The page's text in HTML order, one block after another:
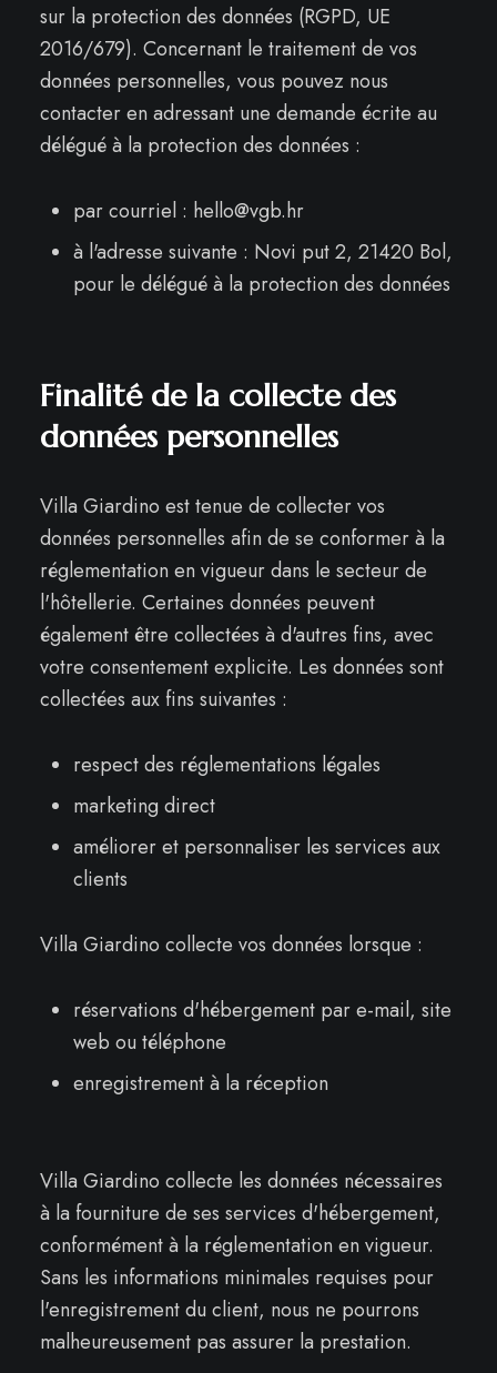
sur la protection des données (RGPD, UE
2016/679). Concernant le traitement de vos
données personnelles, vous pouvez nous
contacter en adressant une demande écrite au
délégué à la protection des données :
par courriel : hello@vgb.hr
à l'adresse suivante : Novi put 2, 21420 Bol,
pour le délégué à la protection des données
Finalité de la collecte des
données personnelles
Villa Giardino est tenue de collecter vos
données personnelles afin de se conformer à la
réglementation en vigueur dans le secteur de
l'hôtellerie. Certaines données peuvent
également être collectées à d'autres fins, avec
votre consentement explicite. Les données sont
collectées aux fins suivantes :
respect des réglementations légales
marketing direct
améliorer et personnaliser les services aux
clients
Villa Giardino collecte vos données lorsque :
réservations d'hébergement par e-mail, site
web ou téléphone
enregistrement à la réception
Villa Giardino collecte les données nécessaires
à la fourniture de ses services d'hébergement,
conformément à la réglementation en vigueur.
Sans les informations minimales requises pour
l'enregistrement du client, nous ne pourrons
malheureusement pas assurer la prestation.